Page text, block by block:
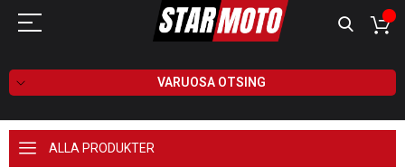
VARUOSA OTSING
ALLA PRODUKTER